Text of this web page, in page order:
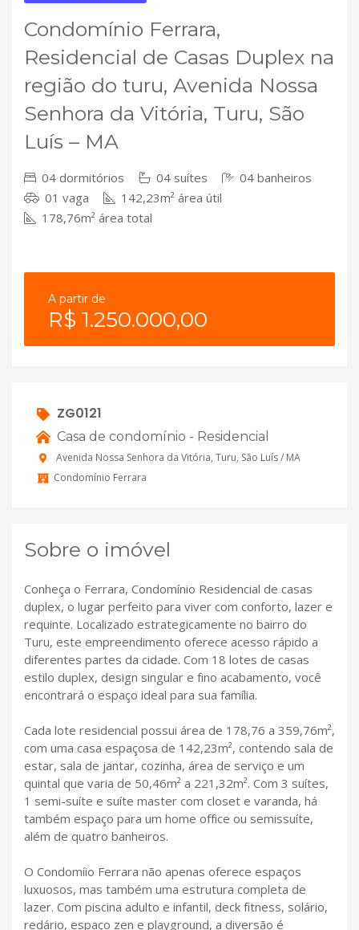
Condomínio Ferrara,
Residencial de Casas Duplex na
região do turu, Avenida Nossa
Senhora da Vitória, Turu, São
Luís – MA
04 dormitórios 04 suítes
04 banheiros
01 vaga
142,23m² área útil
178,76m² área total
A partir de
R$ 1.250.000,00
ZG0121
Casa de condomínio - Residencial
Avenida Nossa Senhora da Vitória, Turu, São Luís / MA
Condomínio Ferrara
Sobre o imóvel
Conheça o Ferrara, Condomínio Residencial de casas
duplex, o lugar perfeito para viver com conforto, lazer e
requinte. Localizado estrategicamente no bairro do
Turu, este empreendimento oferece acesso rápido a
diferentes partes da cidade. Com 18 lotes de casas
estilo duplex, design singular e fino acabamento, você
encontrará o espaço ideal para sua família.
Cada lote residencial possui área de 178,76 a 359,76m²,
com uma casa espaçosa de 142,23m², contendo sala de
estar, sala de jantar, cozinha, área de serviço e um
quintal que varia de 50,46m² a 221,32m². Com 3 suítes,
1 semi-suíte e suíte master com closet e varanda, há
também espaço para um home office ou semissuíte,
além de quatro banheiros.
O Condomíio Ferrara não apenas oferece espaços
luxuosos, mas também uma estrutura completa de
lazer. Com piscina adulto e infantil, deck fitness, solário,
redário, espaço zen e playground, a diversão é